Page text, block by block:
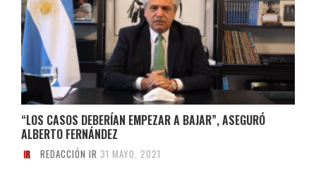
“LOS CASOS DEBERÍAN EMPEZAR A BAJAR”, ASEGURÓ
ALBERTO FERNÁNDEZ
REDACCIÓN IR 31 MAYO, 2021